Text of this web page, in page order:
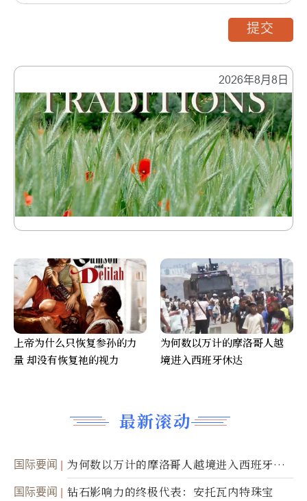
2026年8月8日
最新滚动
国际要闻
为何数以万计的摩洛哥人越境进入西班牙休
达
国际要闻 钻石影响力的终极代表：安托瓦内特珠宝
提交
上帝为什么只恢复参孙的力
量 却没有恢复祂的视力
为何数以万计的摩洛哥人越
境进入西班牙休达